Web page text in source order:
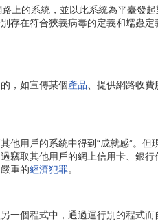
的系統，並以此系統為平臺發起
存在符合狹義病毒的定義和蠕蟲定
，如宣傳某個產品 、提供網路收
用戶的系統中得到“成就感”。但
竊取其他用戶的網上信用卡、銀
重的經濟犯罪。
個程式中，通過運行別的程式而